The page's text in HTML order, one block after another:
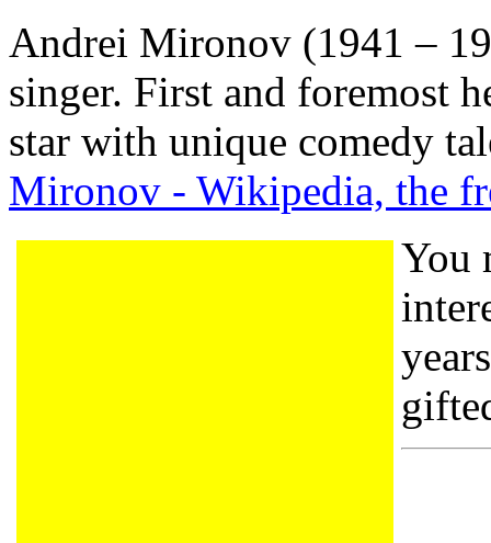
Andrei Mironov (1941 –
singer. First and foremost
star with unique comedy
Mironov - Wikipedia, the
You